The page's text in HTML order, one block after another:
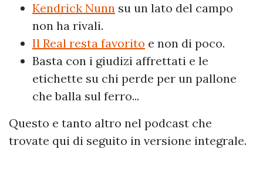
Kendrick Nunn su un lato del campo
non ha rivali.
Il Real resta favorito e non di poco.
Basta con i giudizi affrettati e le
etichette su chi perde per un pallone
che balla sul ferro...
Questo e tanto altro nel podcast che
trovate qui di seguito in versione integrale.